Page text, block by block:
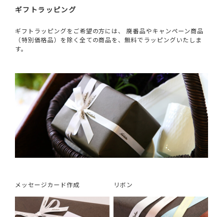
ギフトラッピング
ギフトラッピングをご希望の方には、 廃番品やキャンペーン商品
（特別価格品）を除く全ての商品を、無料でラッピングいたしま
す。
メッセージカード作成 リボン